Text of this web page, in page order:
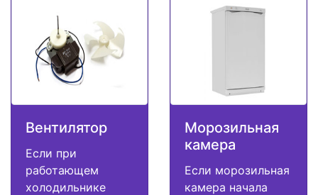
Вентилятор
Если при
работающем
холодильнике
Морозильная
камера
Если морозильная
камера начала